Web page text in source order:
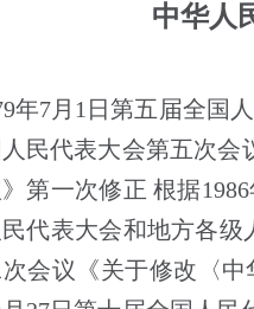
中华人
年7月 1 日第五届全国
民代表大会第五次
第一次修正 根据1986
代表大会和地方各
会议《关于修改〈